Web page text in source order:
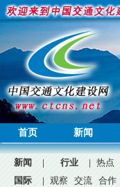
首页 新闻
新闻 | 行业 | 热点
国际
| 观察 交流 合作